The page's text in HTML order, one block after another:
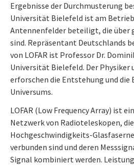
Ergebnisse der Durchmusterung
Universität Bielefeld ist am Betrieb
Antennenfelder beteiligt, die über
sind. Repräsentant Deutschlands
von LOFAR ist Professor Dr.
Universität Bielefeld. Der Physiker
erforschen die Entstehung und die
Universums.
LOFAR (Low Frequency Array) ist
Netzwerk von Radioteleskopen,
Hochgeschwindigkeits-
verbunden sind und deren
Signal kombiniert werden.